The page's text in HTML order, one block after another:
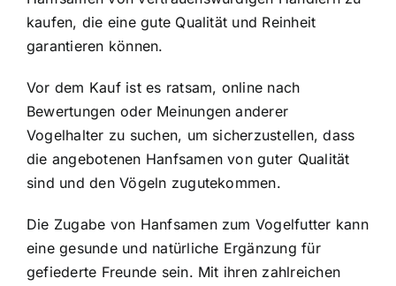
kaufen, die eine gute Qualität und Reinheit
garantieren können.
Vor dem Kauf ist es ratsam, online nach
Bewertungen oder Meinungen anderer
Vogelhalter zu suchen, um sicherzustellen, dass
die angebotenen Hanfsamen von guter Qualität
sind und den Vögeln zugutekommen.
Die Zugabe von Hanfsamen zum Vogelfutter kann
eine gesunde und natürliche Ergänzung für
gefiederte Freunde sein. Mit ihren zahlreichen